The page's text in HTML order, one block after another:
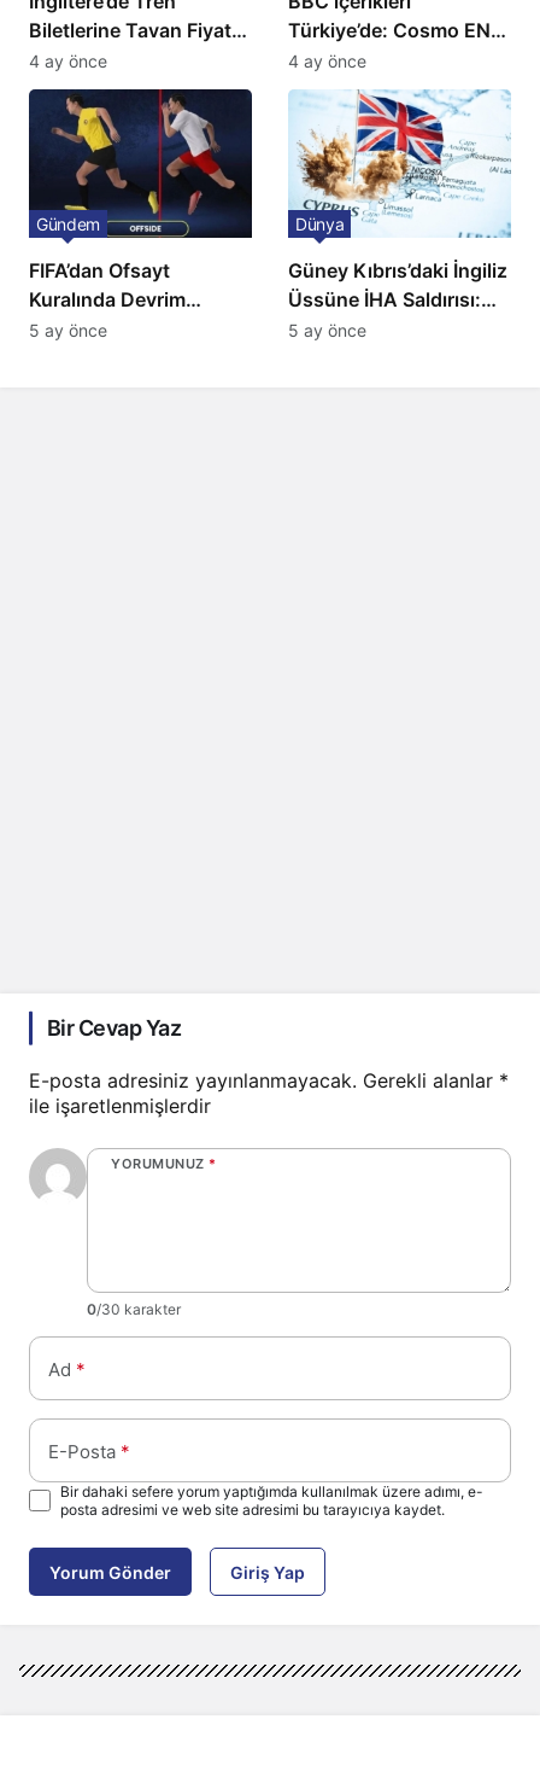
Biletlerine Tavan Fiyat:
Ulaşımda Yeni
Düzenleme
4 ay önce
Türkiye’de: Cosmo EN
ve BBC Player yayında
4 ay önce
FIFA’dan Ofsayt
Kuralında Devrim
Niteliğinde Onay
Gündem
5 ay önce
Güney Kıbrıs’daki İngiliz
Üssüne İHA Saldırısı:
Patlama, Sirenler ve
Dünya
5 ay önce
Bir Cevap Yaz
E-posta adresiniz yayınlanmayacak. Gerekli alanlar *
ile işaretlenmişlerdir
YORUMUNUZ *
0/30 karakter
Ad *
E-Posta *
Bir dahaki sefere yorum yaptığımda kullanılmak üzere adımı, e-
posta adresimi ve web site adresimi bu tarayıcıya kaydet.
Yorum Gönder Giriş Yap